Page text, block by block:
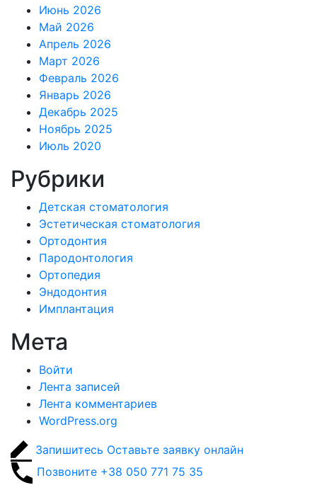
Июнь 2026
Май 2026
Апрель 2026
Март 2026
Февраль 2026
Январь 2026
Декабрь 2025
Ноябрь 2025
Июль 2020
Рубрики
Детская стоматология
Эстетическая стоматология
Ортодонтия
Пародонтология
Ортопедия
Эндодонтия
Имплантация
Мета
Войти
Лента записей
Лента комментариев
WordPress.org
Запишитесь Оставьте заявку онлайн
Позвоните +38 050 771 75 35